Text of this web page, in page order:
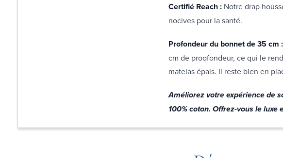
Certifié Reach : Notre drap
nocives pour la santé.
Profondeur du bonnet de 35 cm :
cm de proofondeur, ce qui le
matelas épais. Il reste bien en
Améliorez votre expérience de
100% coton. Offrez-vous le